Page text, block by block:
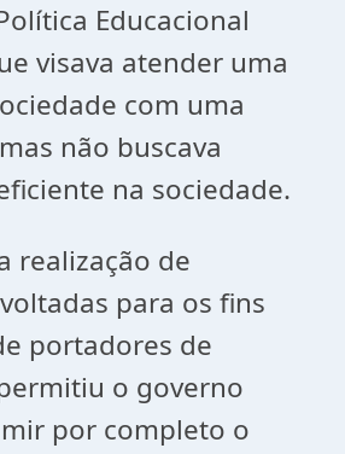
Educacional
visava atender uma
com uma
não buscava
na sociedade.
de
para os fins
portadores de
o governo
por completo o